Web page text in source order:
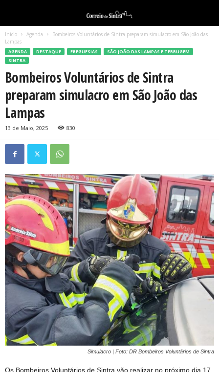
Início Agenda
Bombeiros Voluntários de Sintra preparam simulacro em São João das
Lampas
AGENDA DESTAQUE FREGUESIAS
SÃO JOÃO DAS LAMPAS E TERRUGEM
SINTRA
Bombeiros Voluntários de Sintra
preparam simulacro em São João das
Lampas
13 de Maio, 2025 830
Simulacro | Foto: DR Bombeiros Voluntários de Sintra
Os Bombeiros Voluntários de Sintra vão realizar no próximo dia 17